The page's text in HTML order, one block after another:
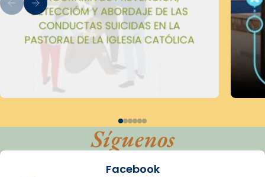
Síguenos
Facebook